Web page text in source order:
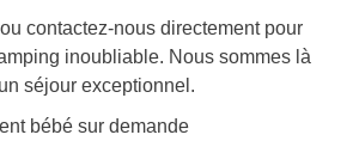
contactez-nous directement pour
inoubliable. Nous sommes là
séjour exceptionnel.
bébé sur demande